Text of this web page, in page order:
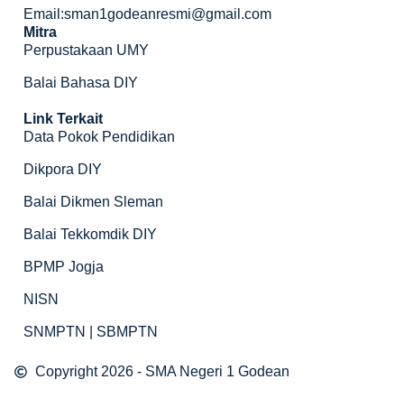
Email:sman1godeanresmi@gmail.com
Mitra
Perpustakaan UMY
Balai Bahasa DIY
Link Terkait
Data Pokok Pendidikan
Dikpora DIY
Balai Dikmen Sleman
Balai Tekkomdik DIY
BPMP Jogja
NISN
SNMPTN | SBMPTN
Copyright 2026 - SMA Negeri 1 Godean